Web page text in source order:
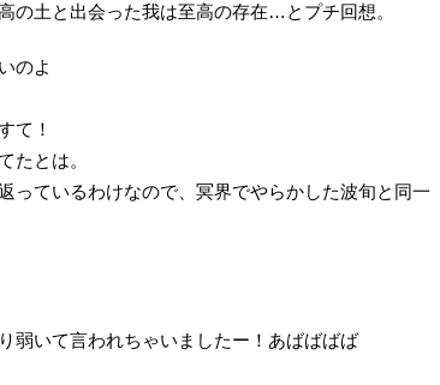
の土と出会った我は至高の存在…とプチ回想。
のよ
て！
たとは。
っているわけなので、冥界でやらかした波旬と同一
弱いて言われちゃいましたー！あばばばば